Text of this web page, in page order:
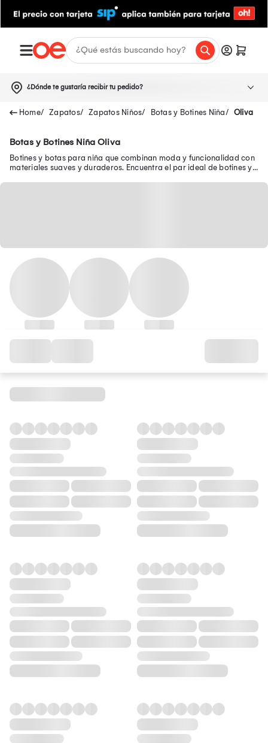
¿Dónde te gustaría recibir tu pedido?
Zapatos Zapatos Niños Botas y Botines Niña Oliva
Botas y Botines Niña Oliva
Botines y botas para niña que combinan moda y funcionalidad con
materiales suaves y duraderos. Encuentra el par ideal de botines y